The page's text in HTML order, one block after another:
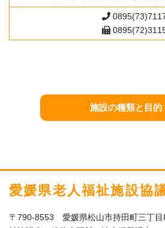
施設の種類と目的
愛媛県老人福祉施設協
〒790-8553 愛媛県松山市持田町三丁目